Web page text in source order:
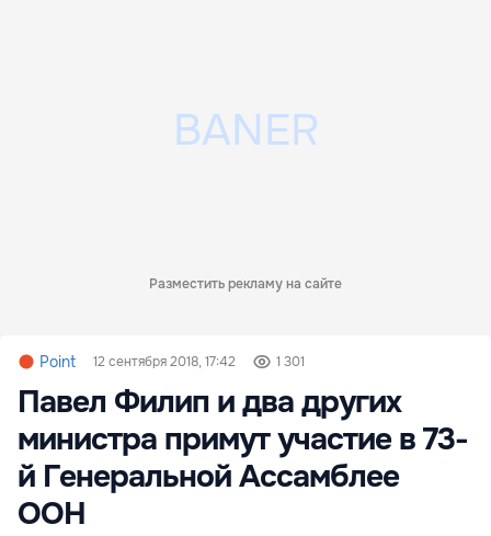
Разместить рекламу на сайте
Point 12 сентября 2018, 17:42 1 301
Павел Филип и два других
министра примут участие в 73-
й Генеральной Ассамблее
ООН